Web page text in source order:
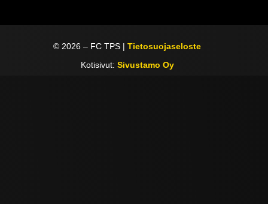
©2026 – FC TPS |Tietosuojaseloste
Kotisivut: Sivustamo Oy